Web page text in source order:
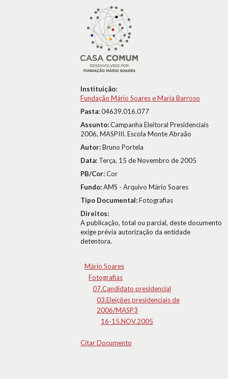
Instituição:
Fundação Mário Soares e Maria Barroso
Pasta:04639.016.077
Assunto:Campanha Eleitoral Presidenciais
2006, MASPIII. Escola Monte Abraão
Autor:Bruno Portela
Data: Terça, 15 de Novembro de 2005
PB/Cor:Cor
Fundo:AMS - Arquivo Mário Soares
Tipo Documental:Fotografias
Direitos:
A publicação, total ou parcial, deste documento
exige prévia autorização da entidade
detentora.
Mário Soares
Fotografias
07.Candidato presidencial
03.Eleições presidenciais de
2006/MASP3
16-15.NOV.2005
Citar Documento